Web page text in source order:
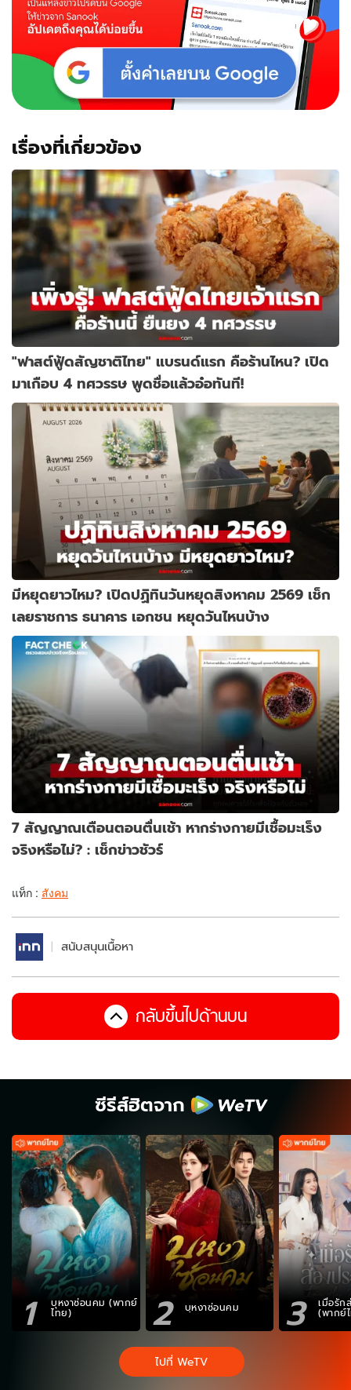
เรื่องที่เกี่ยวข้อง
"ฟาสต์ฟู้ดสัญชาติไทย" แบรนด์แรก คือร้านไหน? เปิด
มาเกือบ 4 ทศวรรษ พูดชื่อแล้วอ๋อทันที!
มีหยุดยาวไหม? เปิดปฏิทินวันหยุดสิงหาคม 2569 เช็ก
เลยราชการ ธนาคาร เอกชน หยุดวันไหนบ้าง
7 สัญญาณเตือนตอนตื่นเช้า หากร่างกายมีเชื้อมะเร็ง
จริงหรือไม่? : เช็กข่าวชัวร์
แท็ก : สังคม
สนับสนุนเนื้อหา
กลับขึ้นไปด้านบน
ซีรีส์ฮิตจาก
1 บุหงาซ่อนคม (พากย์
ไทย) 2 บุหงาซ่อนคม 3 เมื่อรัก
(พากย์
ไปที่ WeTV